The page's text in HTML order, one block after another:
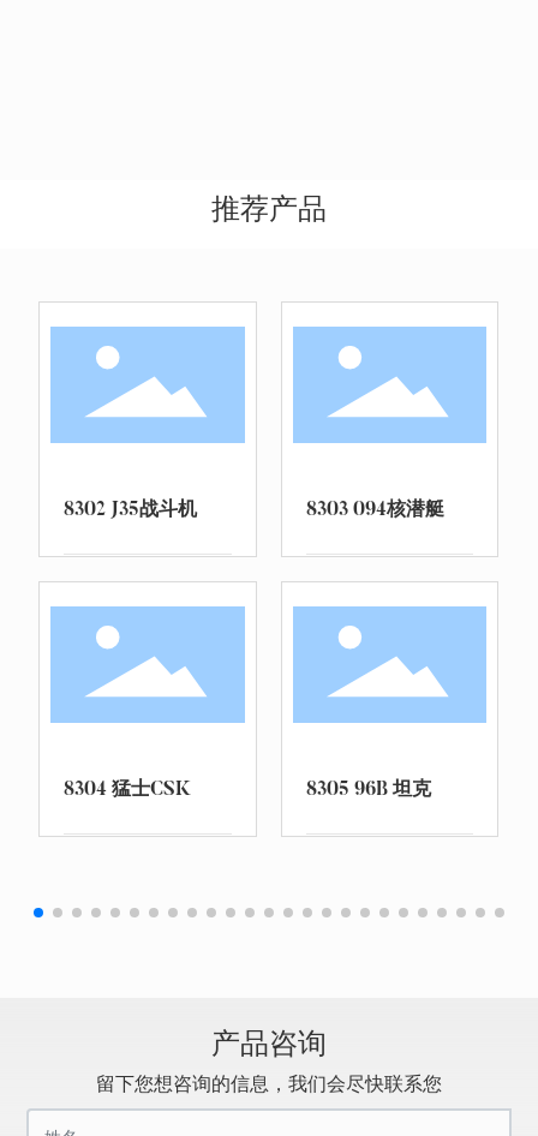
推荐产品
8302 J35战斗机 8303 094核潜艇
8304 猛士CSK 8305 96B 坦克
产品咨询
留下您想咨询的信息，我们会尽快联系您